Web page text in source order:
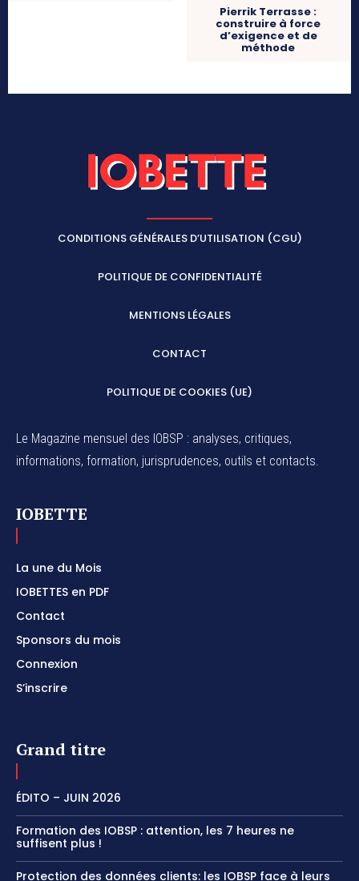
Pierrik Terrasse :
construire à force
d’exigence et de
méthode
CONDITIONS GÉNÉRALES D’UTILISATION (CGU)
POLITIQUE DE CONFIDENTIALITÉ
MENTIONS LÉGALES
CONTACT
POLITIQUE DE COOKIES (UE)
Le Magazine mensuel des IOBSP : analyses, critiques,
informations, formation, jurisprudences, outils et contacts.
IOBETTE
La une du Mois
IOBETTES en PDF
Contact
Sponsors du mois
Connexion
S’inscrire
Grand titre
ÉDITO – JUIN 2026
Formation des IOBSP : attention, les 7 heures ne
suffisent plus !
Protection des données clients: les IOBSP face à leurs